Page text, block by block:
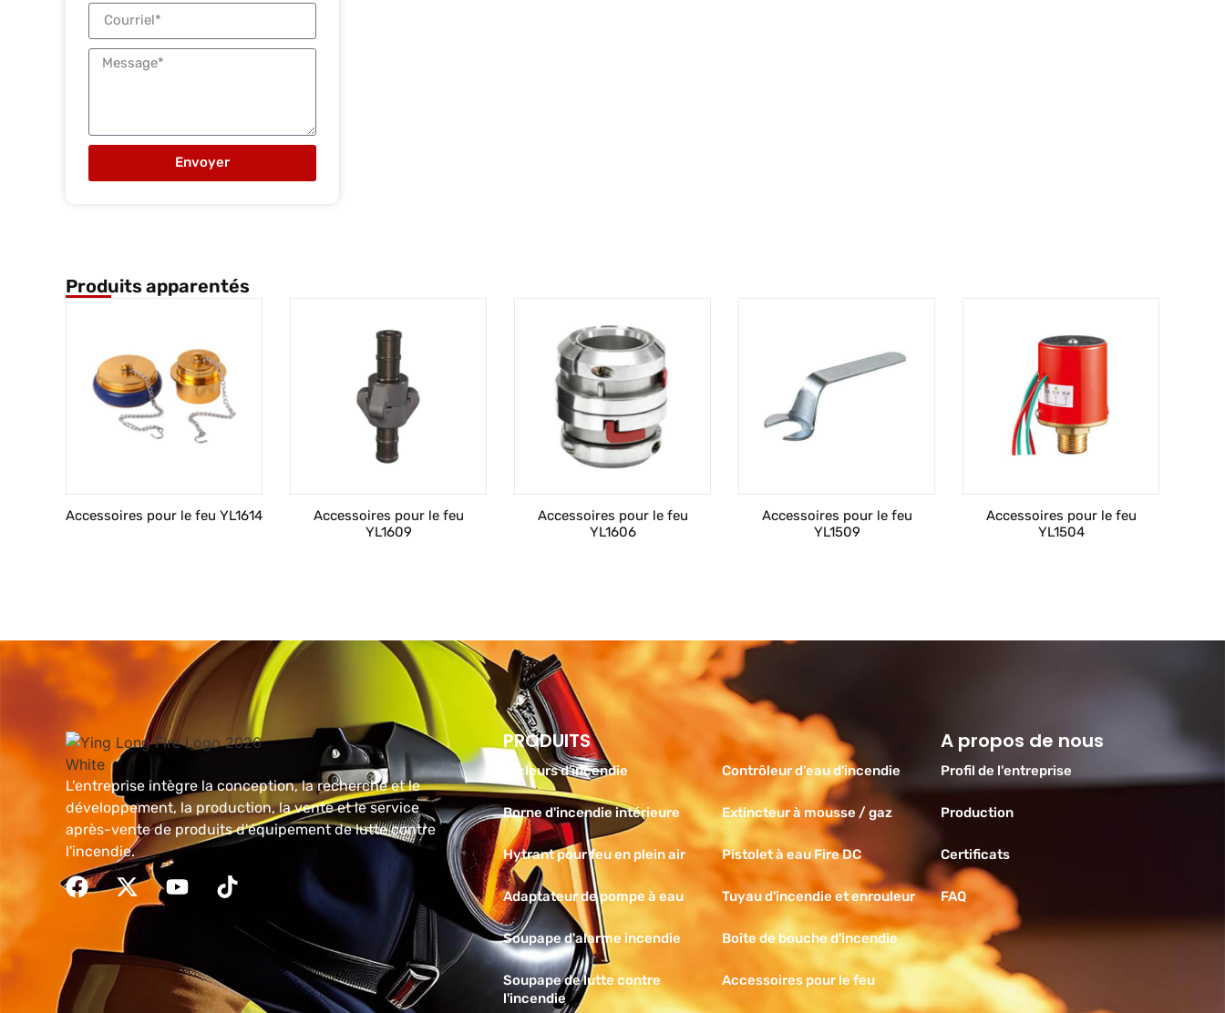
Envoyer
Produits apparentés
Accessoires pour le feu YL1614
Accessoires pour le feu
YL1609
Accessoires pour le feu
YL1606
Accessoires pour le feu
YL1509
Accessoires pour le feu
YL1504
L'entreprise intègre la conception, la recherche et le
développement, la production, la vente et le service
après-vente de produits d'équipement de lutte contre
l'incendie.
PRODUITS
Gicleurs d'incendie
Borne d'incendie intérieure
Hytrant pour feu en plein air
Adaptateur de pompe à eau
Soupape d'alarme incendie
Soupape de lutte contre
l'incendie
Produits
Contrôleur d'eau d'incendie
Extincteur à mousse / gaz
Pistolet à eau Fire DC
Tuyau d'incendie et enrouleur
Boîte de bouche d'incendie
Accessoires pour le feu
A propos de nous
Profil de l'entreprise
Production
Certificats
FAQ